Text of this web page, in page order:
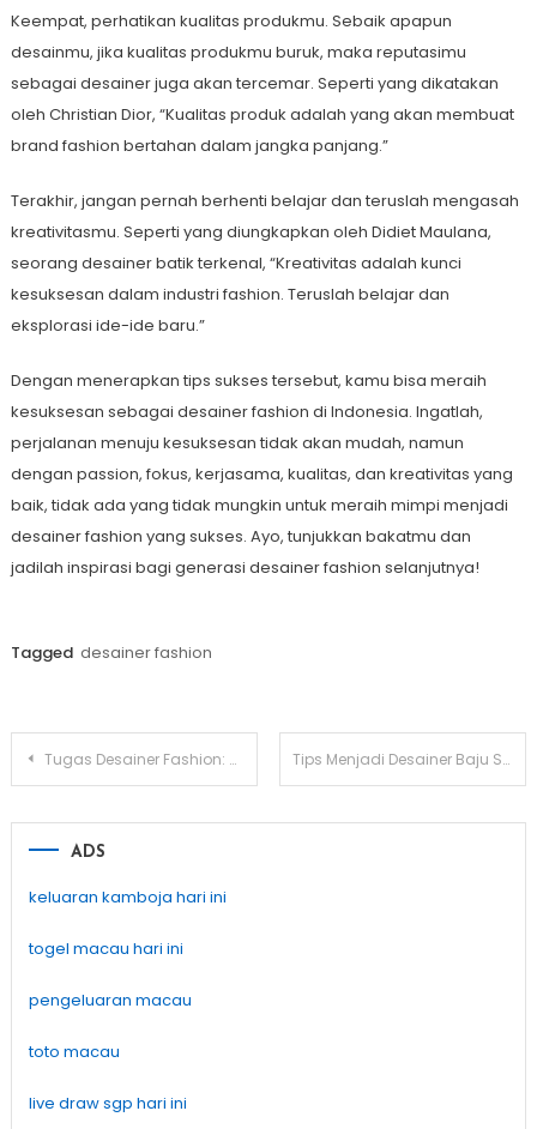
Keempat, perhatikan kualitas produkmu. Sebaik apapun
desainmu, jika kualitas produkmu buruk, maka reputasimu
sebagai desainer juga akan tercemar. Seperti yang dikatakan
oleh Christian Dior, “Kualitas produk adalah yang akan membuat
brand fashion bertahan dalam jangka panjang.”
Terakhir, jangan pernah berhenti belajar dan teruslah mengasah
kreativitasmu. Seperti yang diungkapkan oleh Didiet Maulana,
seorang desainer batik terkenal, “Kreativitas adalah kunci
kesuksesan dalam industri fashion. Teruslah belajar dan
eksplorasi ide-ide baru.”
Dengan menerapkan tips sukses tersebut, kamu bisa meraih
kesuksesan sebagai desainer fashion di Indonesia. Ingatlah,
perjalanan menuju kesuksesan tidak akan mudah, namun
dengan passion, fokus, kerjasama, kualitas, dan kreativitas yang
baik, tidak ada yang tidak mungkin untuk meraih mimpi menjadi
desainer fashion yang sukses. Ayo, tunjukkan bakatmu dan
jadilah inspirasi bagi generasi desainer fashion selanjutnya!
Tagged desainer fashion
Post
Tugas Desainer Fashion: Membuat Busana yang Trendi dan Bermakna bagi Konsumen Tips Menjadi Desainer Baju Sukses di Tanah Air
ADS
keluaran kamboja hari ini
togel macau hari ini
pengeluaran macau
toto macau
live draw sgp hari ini